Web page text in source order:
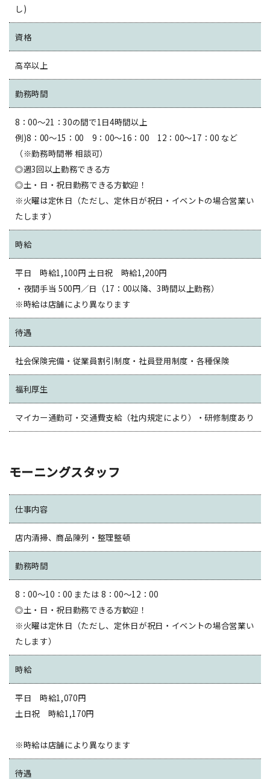
し)
資格
高卒以上
勤務時間
8：00～21：30の間で1日4時間以上
例)8：00～15：00 9：00～16：00 12：00～17：00 など
（※勤務時間帯 相談可）
◎週3回以上勤務できる方
◎土・日・祝日勤務できる方歓迎！
※火曜は定休日（ただし、定休日が祝日・イベントの場合営業い
たします）
時給
平日 時給1,100円 土日祝 時給1,200円
・夜間手当 500円／日（17：00以降、3時間以上勤務）
※時給は店舗により異なります
待遇
社会保険完備・従業員割引制度・社員登用制度・各種保険
福利厚生
マイカー通勤可・交通費支給（社内規定により）・研修制度あり
モーニングスタッフ
仕事内容
店内清掃、商品陳列・整理整頓
勤務時間
8：00～10：00 または 8：00～12：00
◎土・日・祝日勤務できる方歓迎！
※火曜は定休日（ただし、定休日が祝日・イベントの場合営業い
たします）
時給
平日 時給1,070円
土日祝 時給1,170円
※時給は店舗により異なります
待遇